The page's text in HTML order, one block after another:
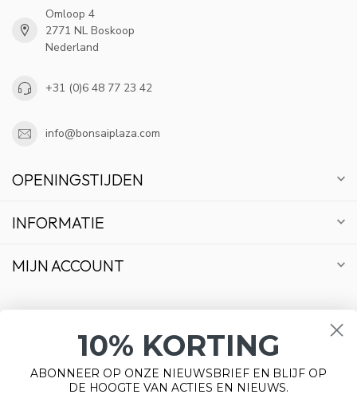
Omloop 4
2771 NL Boskoop
Nederland
+31 (0)6 48 77 23 42
info@bonsaiplaza.com
OPENINGSTIJDEN
INFORMATIE
MIJN ACCOUNT
10% KORTING
ABONNEER OP ONZE NIEUWSBRIEF EN BLIJF OP
DE HOOGTE VAN ACTIES EN NIEUWS.